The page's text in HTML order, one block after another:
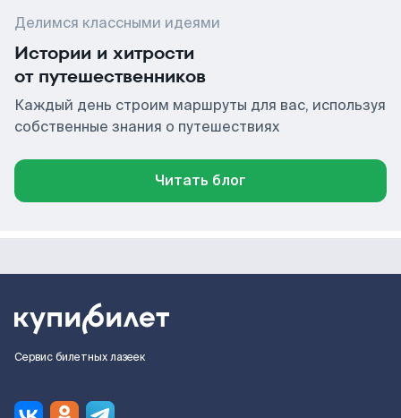
Делимся классными идеями
Истории и хитрости
от путешественников
Каждый день строим маршруты для вас, используя
собственные знания о путешествиях
Читать блог
Сервис билетных лазеек